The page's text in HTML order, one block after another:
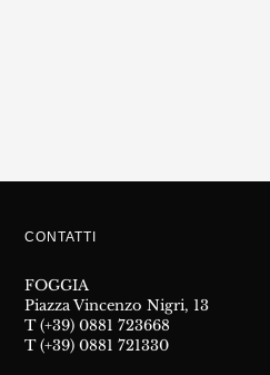
CONTATTI
FOGGIA
Piazza Vincenzo Nigri, 13
T (+39) 0881 723668
T (+39) 0881 721330